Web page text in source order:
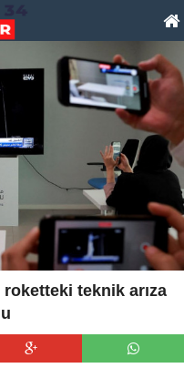
teknik arıza